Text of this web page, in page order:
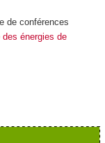
de conférences
énergies de